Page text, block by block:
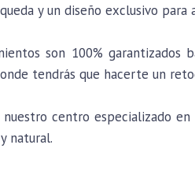
y un diseño exclusivo
son 100% garantizados
tendrás que hacerte un
centro especializado
natural.